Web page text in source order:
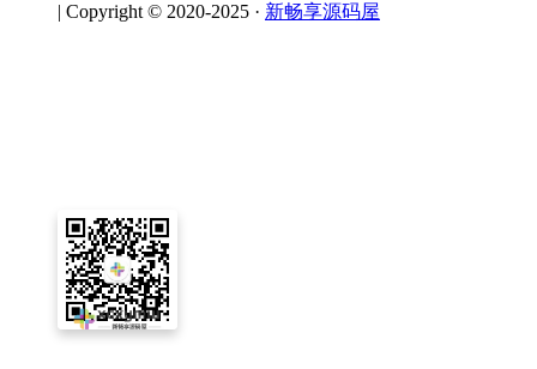
| Copyright © 2020-2025 · 新畅享源码屋